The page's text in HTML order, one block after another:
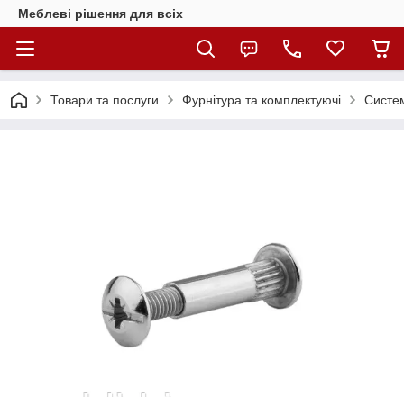
Меблеві рішення для всіх
Товари та послуги Фурнітура та комплектуючі